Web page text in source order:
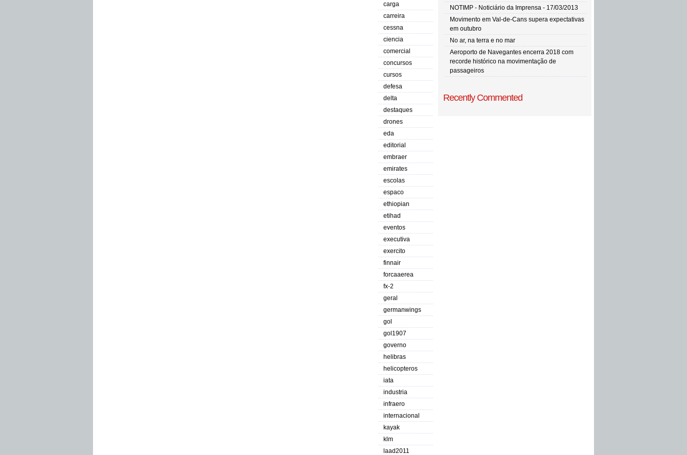
carga
carreira
cessna
ciencia
comercial
concursos
cursos
defesa
delta
destaques
drones
eda
editorial
embraer
emirates
escolas
espaco
ethiopian
etihad
eventos
executiva
exercito
finnair
forcaaerea
fx-2
geral
germanwings
gol
gol1907
governo
helibras
helicopteros
iata
industria
infraero
internacional
kayak
klm
laad2011
NOTIMP - Noticiário da Imprensa - 17/03/2013
Movimento em Val-de-Cans supera expectativas
em outubro
No ar, na terra e no mar
Aeroporto de Navegantes encerra 2018 com
recorde histórico na movimentação de
passageiros
Recently Commented